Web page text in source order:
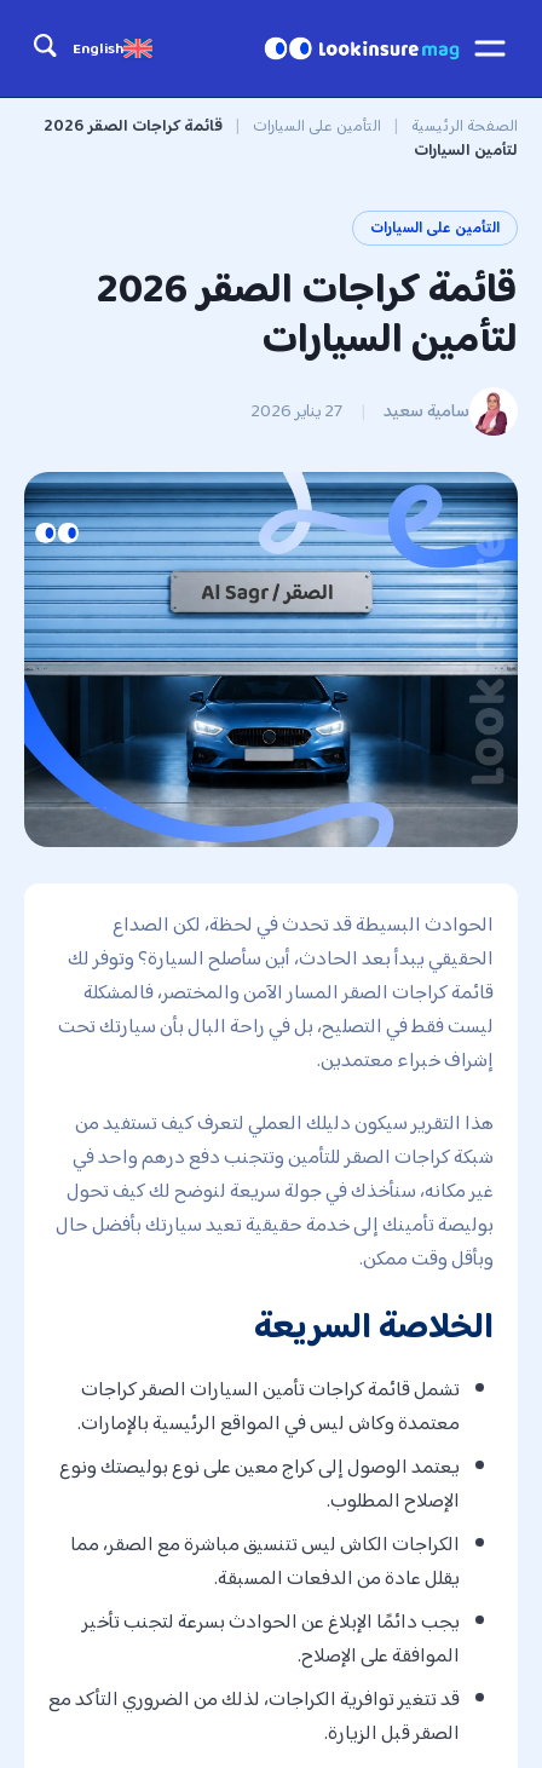
English
الصفحة الرئيسية | التأمين على السيارات |
قائمة كراجات الصقر 2026
لتأمين السيارات
التأمين على السيارات
قائمة كراجات الصقر 2026
لتأمين السيارات
سامية سعيد | 27 يناير 2026
الحوادث البسيطة قد تحدث في لحظة، لكن الصداع
الحقيقي يبدأ بعد الحادث، أين سأصلح السيارة؟ وتوفر لك
قائمة كراجات الصقر المسار الآمن والمختصر، فالمشكلة
ليست فقط في التصليح، بل في راحة البال بأن سيارتك تحت
إشراف خبراء معتمدين.
هذا التقرير سيكون دليلك العملي لتعرف كيف تستفيد من
شبكة كراجات الصقر للتأمين وتتجنب دفع درهم واحد في
غير مكانه، سنأخذك في جولة سريعة لنوضح لك كيف تحول
بوليصة تأمينك إلى خدمة حقيقية تعيد سيارتك بأفضل حال
وبأقل وقت ممكن.
الخلاصة السريعة
تشمل قائمة كراجات تأمين السيارات الصقر كراجات
معتمدة وكاش ليس في المواقع الرئيسية بالإمارات.
يعتمد الوصول إلى كراج معين على نوع بوليصتك ونوع
الإصلاح المطلوب.
الكراجات الكاش ليس تتنسيق مباشرة مع الصقر، مما
يقلل عادة من الدفعات المسبقة.
يجب دائمًا الإبلاغ عن الحوادث بسرعة لتجنب تأخير
الموافقة على الإصلاح.
قد تتغير توافرية الكراجات، لذلك من الضروري التأكد مع
الصقر قبل الزيارة.